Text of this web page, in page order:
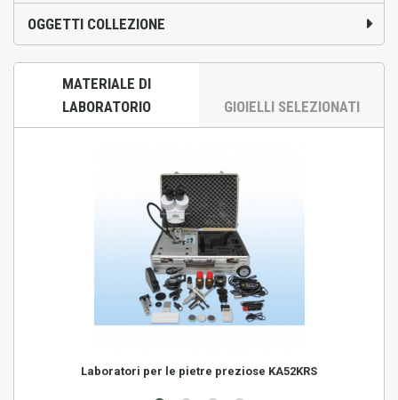
OGGETTI COLLEZIONE
MATERIALE DI
LABORATORIO
GIOIELLI SELEZIONATI
Laboratori per le pietre preziose KA52KRS